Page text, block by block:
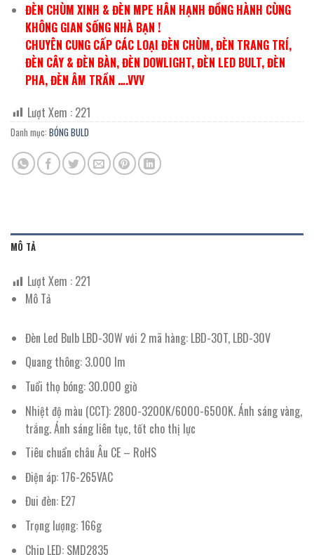
ĐÈN CHÙM XINH & ĐÈN MPE HÂN HẠNH ĐỒNG HÀNH CÙNG
KHÔNG GIAN SỐNG NHÀ BẠN !
CHUYÊN CUNG CẤP CÁC LOẠI ĐÈN CHÙM, ĐÈN TRANG TRÍ,
ĐÈN CÂY & ĐÈN BÀN, ĐÈN DOWLIGHT, ĐÈN LED BULT, ĐÈN
PHA, ĐÈN ÂM TRẦN ….VVV
Lượt Xem : 221
Danh mục: BÓNG BULD
MÔ TẢ
Lượt Xem : 221
Mô Tả
Đèn Led Bulb LBD-30W với 2 mã hàng: LBD-30T, LBD-30V
Quang thông: 3.000 lm
Tuổi thọ bóng: 30.000 giờ
Nhiệt độ màu (CCT): 2800-3200K/6000-6500K. Ánh sáng vàng,
trắng. Ánh sáng liên tục, tốt cho thị lực
Tiêu chuẩn châu Âu CE – RoHS
Điện áp: 176-265VAC
Đui đèn: E27
Trọng lượng: 166g
Chip LED: SMD2835